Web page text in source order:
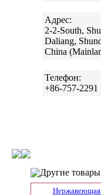
Адрес:
2-2-South,
Daliang,
China
Телефон:
+86-757-2291
Другие
Нержавеющая